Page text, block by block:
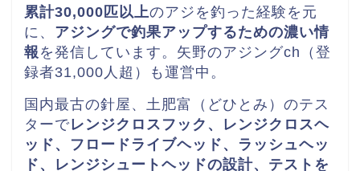
累計30,000匹以上のアジを釣った経験を元
に、 アジングで釣果アップするための濃い情
報を発信しています。矢野のアジングch（登
録者31,000人超）も運営中。
国内最古の針屋、土肥富（どひとみ）のテス
ターでレンジクロスフック、レンジクロスヘ
ッド、 フロードライブヘッド、ラッシュヘッ
ド、レンジシュートヘッドの設計、テストを